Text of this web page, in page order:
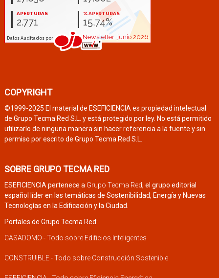
COPYRIGHT
©1999-2025 El material de ESEFICIENCIA es propiedad intelectual
de Grupo Tecma Red S.L. y está protegido por ley. No está permitido
utilizarlo de ninguna manera sin hacer referencia a la fuente y sin
permiso por escrito de Grupo Tecma Red S.L.
SOBRE GRUPO TECMA RED
ESEFICIENCIA pertenece a Grupo Tecma Red, el grupo editorial
español líder en las temáticas de Sostenibilidad, Energía y Nuevas
Tecnologías en la Edificación y la Ciudad.
Portales de Grupo Tecma Red:
CASADOMO - Todo sobre Edificios Inteligentes
CONSTRUIBLE - Todo sobre Construcción Sostenible